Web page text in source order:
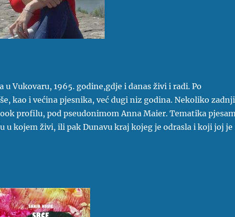
u Vukovaru, 1965. godine,gdje i danas živi i radi. Po
kao i većina pjesnika, već dugi niz godina. Nekoliko
profilu, pod pseudonimom Anna Maier. Tematika
u kojem živi, ili pak Dunavu kraj kojeg je odrasla i koji joj je